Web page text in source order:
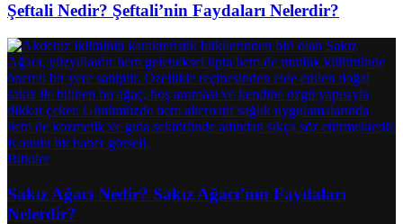
Şeftali Nedir? Şeftali’nin Faydaları Nelerdir?
Bitkiler
Sakız Ağacı Nedir? Sakız Ağacı’nın Faydaları
Nelerdir?